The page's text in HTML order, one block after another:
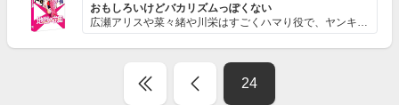
おもしろいけどバカリズムっぽくない
広瀬アリスや菜々緒や川栄はすごくハマり役で、ヤンキーが...
24